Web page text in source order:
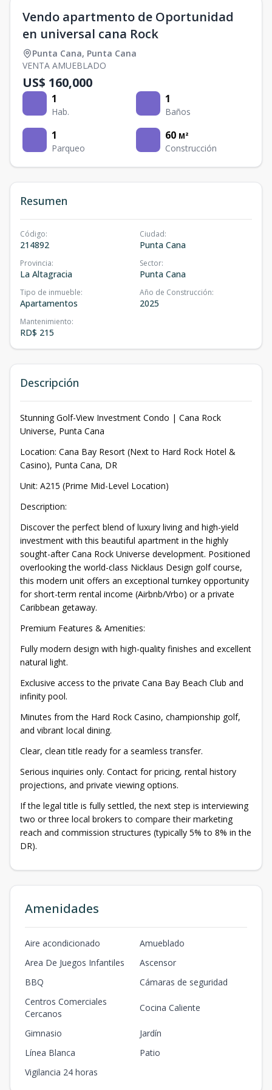
Vendo apartmento de Oportunidad
en universal cana Rock
Punta Cana, Punta Cana
VENTA AMUEBLADO
US$ 160,000
1
Hab.
1
Baños
1
Parqueo
60 M²
Construcción
Resumen
Código:
214892
Ciudad:
Punta Cana
Provincia:
La Altagracia
Sector:
Punta Cana
Tipo de inmueble:
Apartamentos
Año de Construcción:
2025
Mantenimiento:
RD$ 215
Descripción
Stunning Golf-View Investment Condo | Cana Rock
Universe, Punta Cana
Location: Cana Bay Resort (Next to Hard Rock Hotel &
Casino), Punta Cana, DR
Unit: A215 (Prime Mid-Level Location)
Description:
Discover the perfect blend of luxury living and high-yield
investment with this beautiful apartment in the highly
sought-after Cana Rock Universe development. Positioned
overlooking the world-class Nicklaus Design golf course,
this modern unit offers an exceptional turnkey opportunity
for short-term rental income (Airbnb/Vrbo) or a private
Caribbean getaway.
Premium Features & Amenities:
Fully modern design with high-quality finishes and excellent
natural light.
Exclusive access to the private Cana Bay Beach Club and
infinity pool.
Minutes from the Hard Rock Casino, championship golf,
and vibrant local dining.
Clear, clean title ready for a seamless transfer.
Serious inquiries only. Contact for pricing, rental history
projections, and private viewing options.
If the legal title is fully settled, the next step is interviewing
two or three local brokers to compare their marketing
reach and commission structures (typically 5% to 8% in the
DR).
Amenidades
Aire acondicionado
Amueblado
Area De Juegos Infantiles
Ascensor
BBQ
Cámaras de seguridad
Centros Comerciales
Cercanos
Cocina Caliente
Gimnasio
Jardín
Línea Blanca
Patio
Vigilancia 24 horas